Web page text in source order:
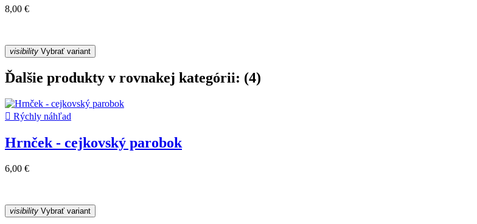
8,00 €
visibility Vybrať variant
Ďalšie produkty v rovnakej kategórii: (4)
 Rýchly náhľad
Hrnček - cejkovský parobok
6,00 €
visibility Vybrať variant